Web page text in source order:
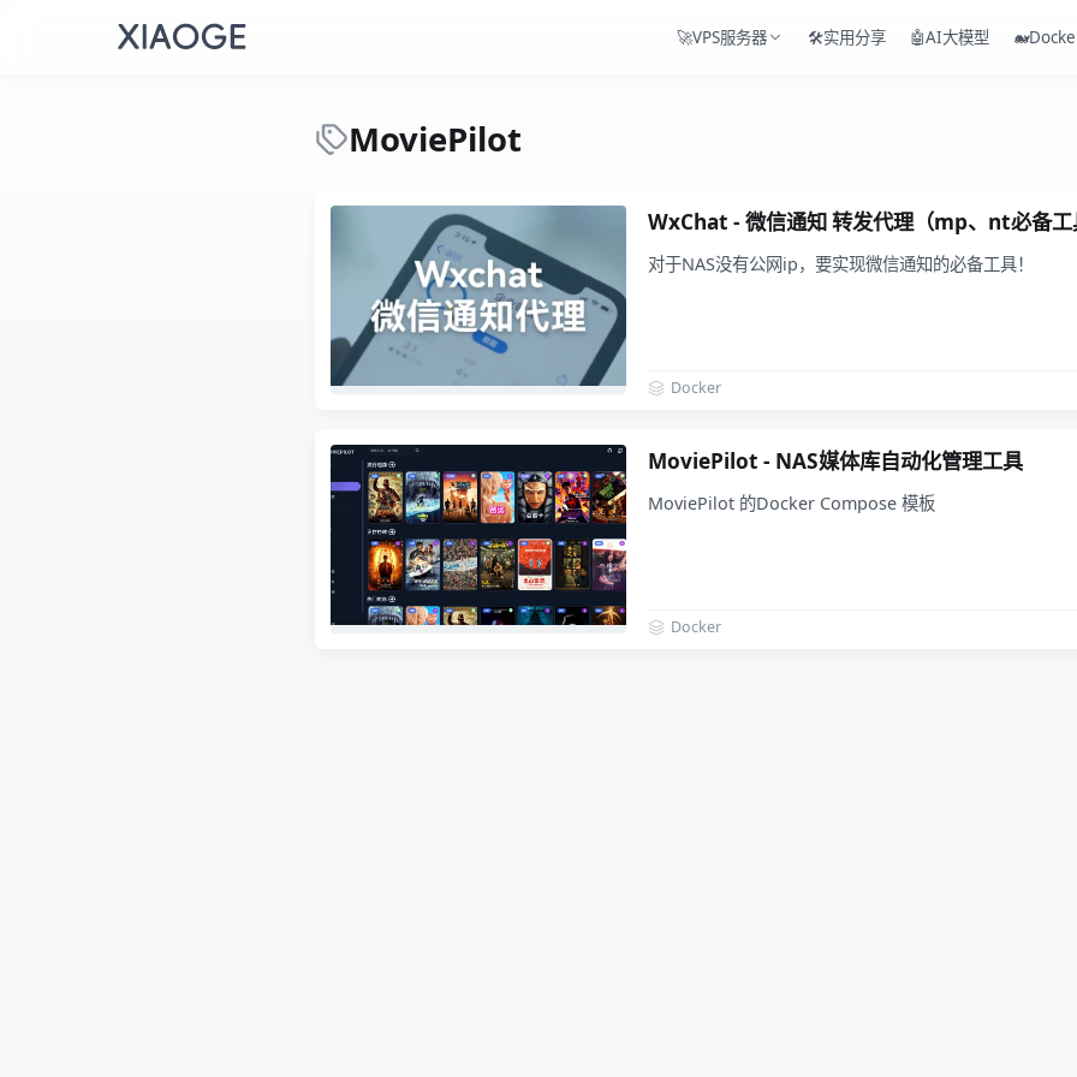
🚀VPS服务器 🛠️实用分享 🤖AI大模型
MoviePilot
WxChat - 微信通知 转发代理（mp、nt必备工
对于NAS没有公网ip，要实现微信通知的必备工具！
Docker
MoviePilot - NAS媒体库自动化管理工具
MoviePilot 的Docker Compose 模板
Docker